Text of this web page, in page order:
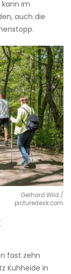
kann im
auch die
Gerhard Wild /
picturedesk.com
fast zehn
Kuhheide in